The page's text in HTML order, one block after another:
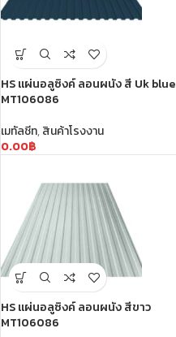
HS แผ่นอลูซิงค์ ลอนผนัง สี Uk blue
MT106086
เมทัลชีท,สินค้าโรงงาน
0.00฿
HS แผ่นอลูซิงค์ ลอนผนัง สีขาว
MT106086